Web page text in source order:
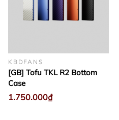
KBDFANS
[GB] Tofu TKL R2 Bottom
Case
1.750.000₫